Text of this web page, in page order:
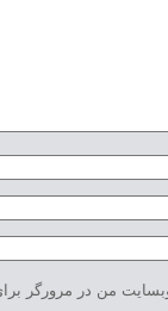
من در مرورگر